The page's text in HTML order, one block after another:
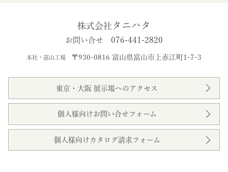
株式会社 タニハタ
お問い合せ 076-441-2820
本社・富山工場 〒930-0816 富山県富山市上赤江町1-7-3
東京・大阪 展示場へのアクセス
個人様向けお問い合せフォーム
個人様向けカタログ請求フォーム